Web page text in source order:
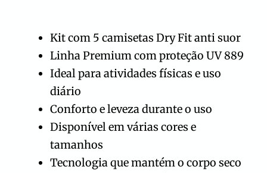
Kit com 5 camisetas Dry Fit anti suor
Linha Premium com proteção UV 889
Ideal para atividades físicas e uso
diário
Conforto e leveza durante o uso
Disponível em várias cores e
tamanhos
Tecnologia que mantém o corpo seco